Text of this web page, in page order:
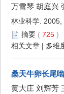
万雪琴 胡庭兴
林业科学.
摘要 ( 725 )
相关文章 | 多维
桑天牛卵长尾
黄大庄 刘辉芳